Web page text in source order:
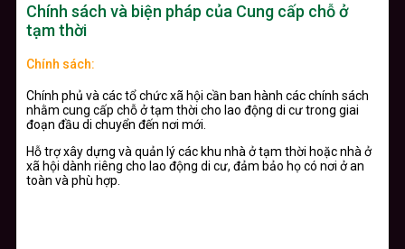
Chính sách và biện pháp của Cung cấp chỗ ở
tạm thời
Chính sách:
Chính phủ và các tổ chức xã hội cần ban hành các chính sách
nhằm cung cấp chỗ ở tạm thời cho lao động di cư trong giai
đoạn đầu di chuyển đến nơi mới.
Hỗ trợ xây dựng và quản lý các khu nhà ở tạm thời hoặc nhà ở
xã hội dành riêng cho lao động di cư, đảm bảo họ có nơi ở an
toàn và phù hợp.